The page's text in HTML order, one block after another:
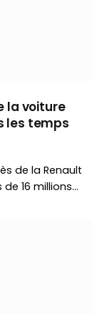
la voiture
les temps
de la Renault
16 millions…